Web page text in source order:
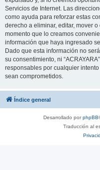
Servicios de Internet. Las
como ayuda para reforzar estas
derecho a eliminar, editar, mover
momento que lo creamos
información que haya ingresado
Dado que esta información no
su consentimiento, ni
responsables por cualquier
sean comprometidos.
Índice general
Desarrollado porphpBB
Traducción al